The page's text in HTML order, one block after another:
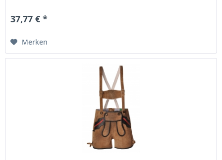
37,77 € *
Merken